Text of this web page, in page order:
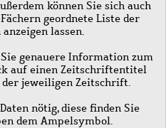
können Sie sich auch
geordnete Liste der
lassen.
genauere Information zum
auf einen Zeitschriftentitel
jeweiligen Zeitschrift.
nötig, diese finden Sie
dem Ampelsymbol.